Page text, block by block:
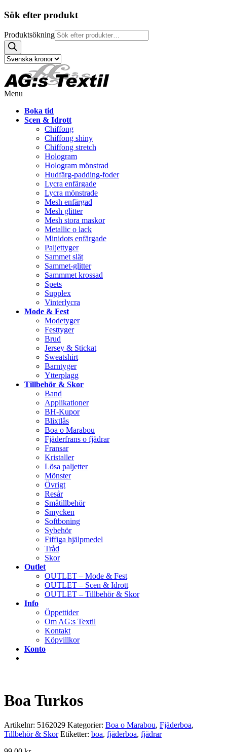
Sök efter produkt
Produktsökning
Menu
Boka tid
Scen & Idrott
Chiffong
Chiffong shiny
Chiffong stretch
Hologram
Hologram mönstrad
Hudfärg-padding-foder
Lycra enfärgade
Lycra mönstrade
Mesh enfärgad
Mesh glitter
Mesh stora maskor
Metallic o lack
Minidots enfärgade
Paljettyger
Sammet slät
Sammet-glitter
Sammmet krossad
Spets
Supplex
Vinterlycra
Mode & Fest
Modetyger
Festtyger
Brud
Jersey & Stickat
Sweatshirt
Barntyger
Ytterplagg
Tillbehör & Skor
Band
Applikationer
BH-Kupor
Blixtlås
Boa o Marabou
Fjäderfrans o fjädrar
Fransar
Kristaller
Lösa paljetter
Mönster
Övrigt
Resår
Småtillbehör
Smycken
Softboning
Sybehör
Fiffiga hjälpmedel
Tråd
Skor
Outlet
OUTLET – Mode & Fest
OUTLET – Scen & Idrott
OUTLET – Tillbehör & Skor
Info
Öppettider
Om AG:s Textil
Kontakt
Köpvillkor
Konto
Boa Turkos
Artikelnr: 5162029 Kategorier: Boa o Marabou, Fjäderboa,
Tillbehör & Skor Etiketter: boa, fjäderboa, fjädrar